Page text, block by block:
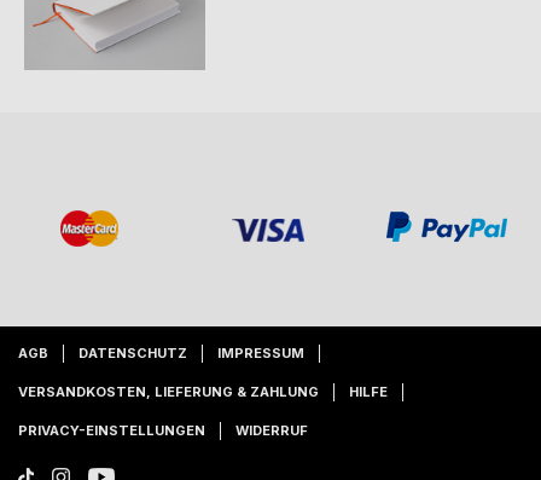
AGB DATENSCHUTZ IMPRESSUM
VERSANDKOSTEN, LIEFERUNG & ZAHLUNG HILFE
PRIVACY-EINSTELLUNGEN WIDERRUF